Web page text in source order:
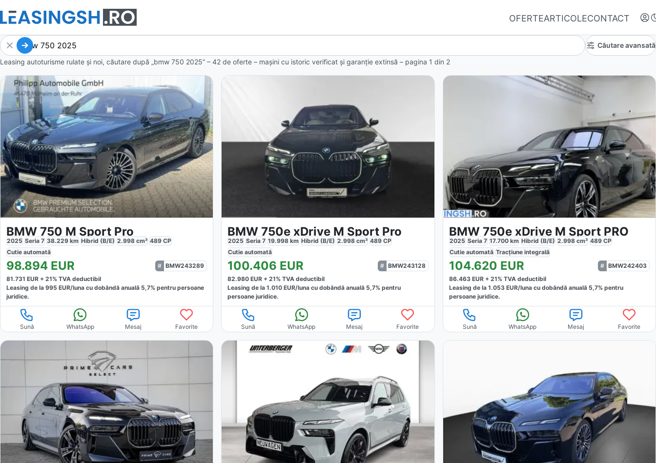
OFERTEARTICOLECONTACT
Autentifică-te
Nu ai oferte favorite
Căutare avansată
Leasing autoturisme rulate și noi, căutare după „bmw 750 2025” – 42 de oferte – mașini cu istoric verificat și garanție extinsă – pagina 1 din 2
BMW 750 M Sport Pro
2025 Seria 7 38.229 km Hibrid (B/E) 2.998 cm³ 489 CP
Cutie automată
98.894 EUR
BMW243289
81.731 EUR + 21% TVA deductibil
Leasing de la 995 EUR/luna cu dobăndă anuală 5,7% pentru persoane
juridice.
Sună WhatsApp Mesaj Favorite
BMW 750e xDrive M Sport Pro
2025 Seria 7 19.998 km Hibrid (B/E) 2.998 cm³ 489 CP
Cutieautomată
100.406 EUR
BMW243128
82.980 EUR +21% TVA deductibil
Leasing de la1.010 EUR/luna cu dobăndă anuală 5,7% pentru
persoane juridice.
Sună WhatsApp Mesaj Favorite
BMW 750e xDrive M Sport PRO
2025 Seria 7 17.700km Hibrid (B/E) 2.998cm³ 489CP
Cutie automată Tracțiune integrală
104.620 EUR
BMW242403
86.463EUR + 21% TVA deductibil
Leasing de la 1.053EUR/lunacu dobăndă anuală 5,7% pentru
persoane juridice.
Sună WhatsApp Mesaj Favorite